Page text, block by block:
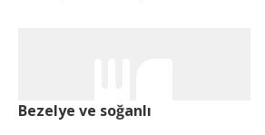
Bezelye ve soğanlı